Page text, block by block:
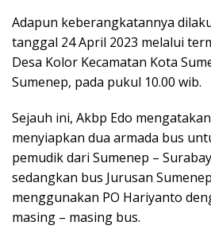
Adapun keberangkatannya
tanggal 24 April 2023 melalui
Desa Kolor Kecamatan Kota
Sumenep, pada pukul 10.00 wib.
Sejauh ini, Akbp Edo
menyiapkan dua armada bus
pemudik dari Sumenep –
sedangkan bus Jurusan
menggunakan PO Hariyanto
masing – masing bus.